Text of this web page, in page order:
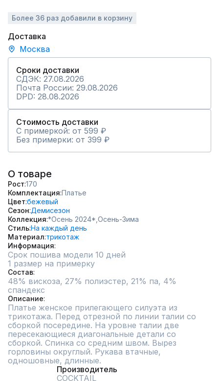
Более 36 раз добавили в корзину
Доставка
Москва
Сроки доставки
СДЭК: 27.08.2026
Почта России: 29.08.2026
DPD: 28.08.2026
Стоимость доставки
С примеркой: от 599 ₽
Без примерки: от 399 ₽
О товаре
Рост 170
Комплектация Платье
Цвет бежевый
Сезон Демисезон
Коллекция *Осень 2024*, Осень-Зима
СтильНа каждый день
Материал трикотаж
Информация
Срок пошива модели 10 дней
1 размер на примерку
Состав
48% вискоза, 27% полиэстер, 21% па, 4%
спандекс
Описание
Платье женское прилегающего силуэта из
трикотажа. Перед отрезной по линии талии со
сборкой посередине. На уровне талии две
пересекающиеся диагональные детали со
сборкой. Спинка со средним швом. Вырез
горловины округлый. Рукава втачные,
одношовные, длинные.
Производитель
COCKTAIL